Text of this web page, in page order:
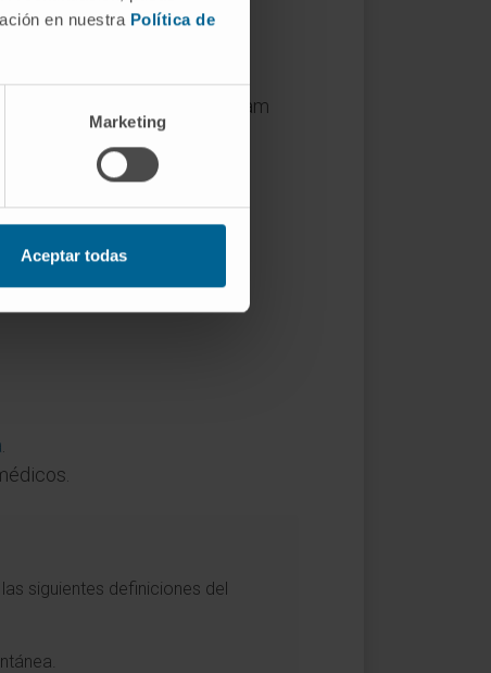
en nuestra Política de
Marketing
Aceptar todas
El epónimo recuerda a William
anal, de modo que el
relevante frente a las
del tubo digestivo.
siguientes definiciones del